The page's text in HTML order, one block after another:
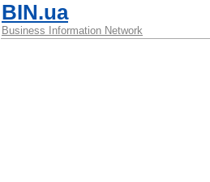
BIN.ua
Business Information Network